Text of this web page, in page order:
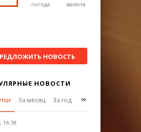
погода
EUR валюта
НОВОСТЬ
НОВОСТИ
За месяц За год ∞
16:38